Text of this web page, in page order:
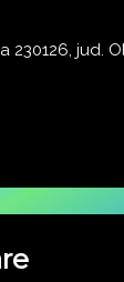
230126, jud.